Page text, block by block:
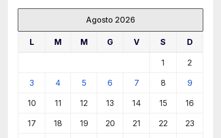
Agosto 2026
L M M G V S D
1 2
3 4 5 6 7 8 9
10 11 12 13 14 15 16
17 18 19 20 21 22 23